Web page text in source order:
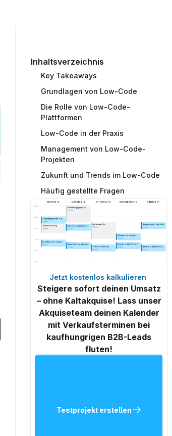
Inhaltsverzeichnis
Key Takeaways
Grundlagen von Low-Code
Die Rolle von Low-Code-
Plattformen
Low-Code in der Praxis
Management von Low-Code-
Projekten
Zukunft und Trends im Low-Code
Häufig gestellte Fragen
Jetzt kostenlos kalkulieren
Steigere sofort deinen Umsatz
– ohne Kaltakquise! Lass unser
Akquiseteam deinen Kalender
mit Verkaufsterminen bei
kaufhungrigen B2B-Leads
fluten!
Testprojekt erstellen